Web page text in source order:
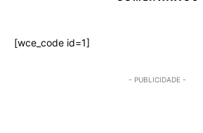
[wce_code id=1]
- PUBLICIDADE -